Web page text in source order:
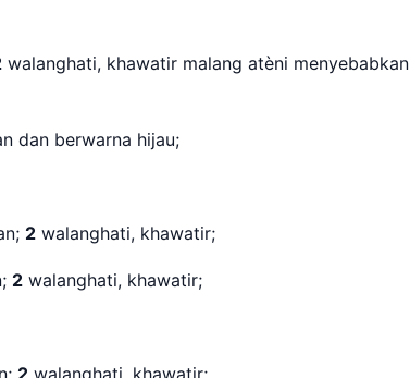
walanghati, khawatir malang atèni menyebabkan
dan berwarna hijau;
2 walanghati, khawatir;
2 walanghati, khawatir;
2 walanghati, khawatir;